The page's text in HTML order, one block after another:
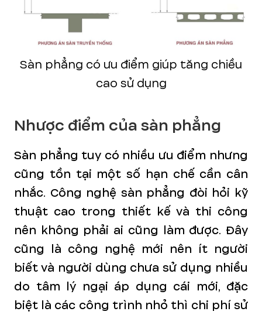
Sàn phẳng có ưu điểm giúp tăng chiều
cao sử dụng
Nhược điểm của sàn phẳng
Sàn phẳng tuy có nhiều ưu điểm nhưng
cũng tồn tại một số hạn chế cần cân
nhắc. Công nghệ sàn phẳng đòi hỏi kỹ
thuật cao trong thiết kế và thi công
nên không phải ai cũng làm được. Đây
cũng là công nghệ mới nên ít người
biết và người dùng chưa sử dụng nhiều
do tâm lý ngại áp dụng cái mới, đặc
biệt là các công trình nhỏ thì chi phí sử